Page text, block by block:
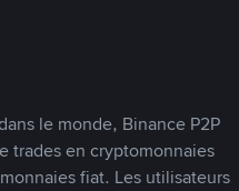
le monde, Binance P2P
trades en cryptomonnaies
fiat. Les utilisateurs